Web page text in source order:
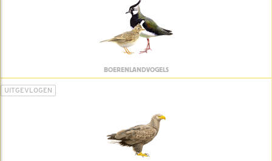
BOERENLANDVOGELS
UITGEVLOGEN